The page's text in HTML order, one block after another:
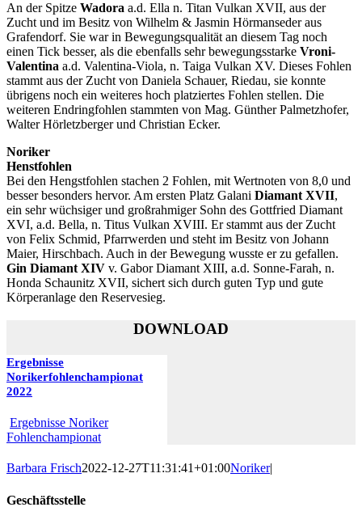
An der Spitze Wadora a.d. Ella n. Titan Vulkan XVII, aus der
Zucht und im Besitz von Wilhelm & Jasmin Hörmanseder aus
Grafendorf. Sie war in Bewegungsqualität an diesem Tag noch
einen Tick besser, als die ebenfalls sehr bewegungsstarke Vroni-
Valentina a.d. Valentina-Viola, n. Taiga Vulkan XV. Dieses Fohlen
stammt aus der Zucht von Daniela Schauer, Riedau, sie konnte
übrigens noch ein weiteres hoch platziertes Fohlen stellen. Die
weiteren Endringfohlen stammten von Mag. Günther Palmetzhofer,
Walter Hörletzberger und Christian Ecker.
Noriker
Henstfohlen
Bei den Hengstfohlen stachen 2 Fohlen, mit Wertnoten von 8,0 und
besser besonders hervor. Am ersten Platz Galani Diamant XVII,
ein sehr wüchsiger und großrahmiger Sohn des Gottfried Diamant
XVI, a.d. Bella, n. Titus Vulkan XVIII. Er stammt aus der Zucht
von Felix Schmid, Pfarrwerden und steht im Besitz von Johann
Maier, Hirschbach. Auch in der Bewegung wusste er zu gefallen.
Gin Diamant XIV v. Gabor Diamant XIII, a.d. Sonne-Farah, n.
Honda Schaunitz XVII, sichert sich durch guten Typ und gute
Körperanlage den Reservesieg.
DOWNLOAD
Ergebnisse
Norikerfohlenchampionat
2022
Ergebnisse Noriker
Fohlenchampionat
Barbara Frisch2022-12-27T11:31:41+01:00Noriker|
Geschäftsstelle